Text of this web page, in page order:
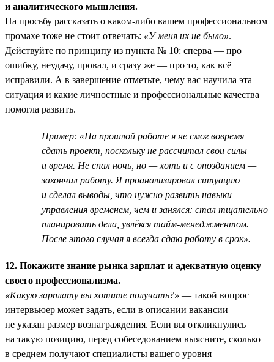
и аналитического мышления.
На просьбу рассказать о каком-либо вашем профессиональном
промахе тоже не стоит отвечать: «У меня их не было».
Действуйте по принципу из пункта № 10: сперва — про
ошибку, неудачу, провал, и сразу же — про то, как всё
исправили. А в завершение отметьте, чему вас научила эта
ситуация и какие личностные и профессиональные качества
помогла развить.
Пример: «На прошлой работе я не смог вовремя
сдать проект, поскольку не рассчитал свои силы
и время. Не спал ночь, но — хоть и с опозданием —
закончил работу. Я проанализировал ситуацию
и сделал выводы, что нужно развить навыки
управления временем, чем и занялся: стал тщательно
планировать дела, увлёкся тайм-менеджментом.
После этого случая я всегда сдаю работу в срок».
12. Покажите знание рынка зарплат и адекватную оценку
своего профессионализма.
«Какую зарплату вы хотите получать?» — такой вопрос
интервьюер может задать, если в описании вакансии
не указан размер вознаграждения. Если вы откликнулись
на такую позицию, перед собеседованием выясните, сколько
в среднем получают специалисты вашего уровня